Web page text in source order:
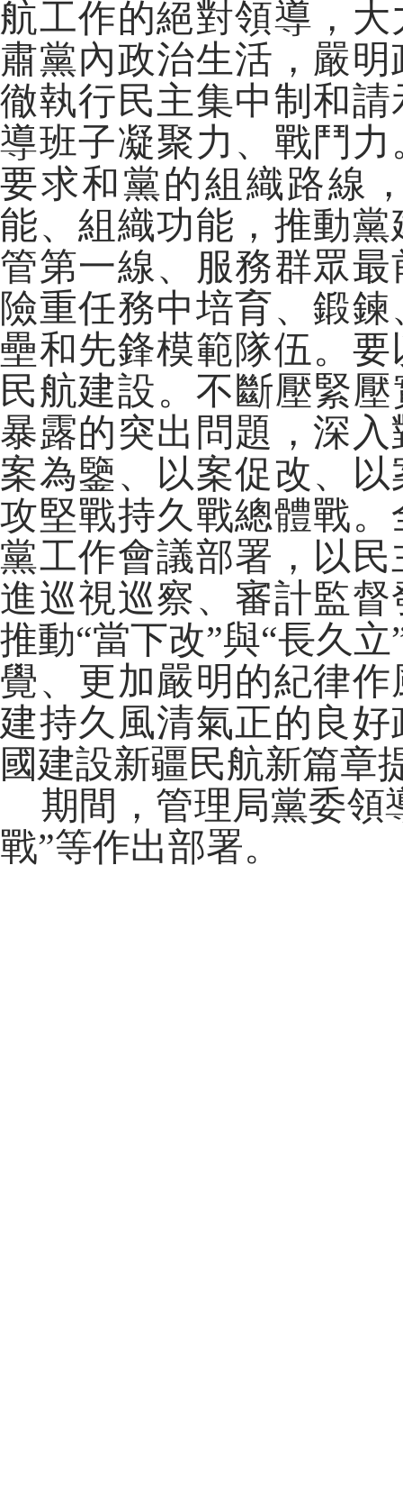
航工作的絕對領導，
肅黨內政治生活，嚴
徹執行民主集中制和
導班子凝聚力、戰鬥
要求和黨的組織路線
能、組織功能，推動
管第一線、服務群眾
險重任務中培育、鍛
壘和先鋒模範隊伍。
民航建設。不斷壓緊
暴露的突出問題，深
案為鑒、以案促改、
攻堅戰持久戰總體戰
黨工作會議部署，以
進巡視巡察、審計監
推動“當下改”與“長久
覺、更加嚴明的紀律
建持久風清氣正的良
國建設新疆民航新篇章
期間，管理局黨委領
戰”等作出部署。